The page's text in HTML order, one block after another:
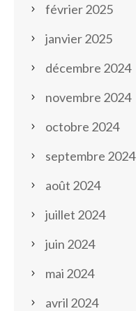
février 2025
janvier 2025
décembre 2024
novembre 2024
octobre 2024
septembre 2024
août 2024
juillet 2024
juin 2024
mai 2024
avril 2024